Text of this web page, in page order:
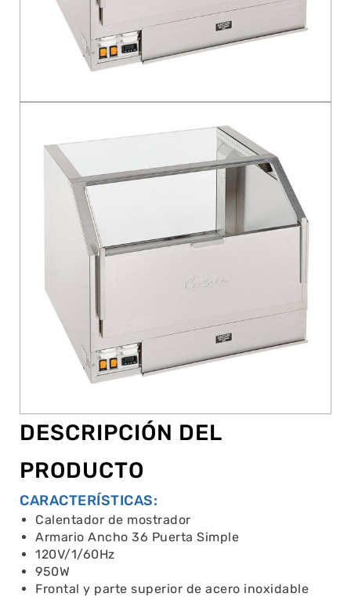
DESCRIPCIÓN DEL
PRODUCTO
CARACTERÍSTICAS:
Calentador de mostrador
Armario Ancho 36 Puerta Simple
120V/1/60Hz
950W
Frontal y parte superior de acero inoxidable